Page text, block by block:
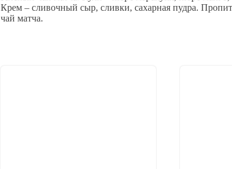
Крем – сливочный сыр, сливки, сахарная пудра.
чай матча.